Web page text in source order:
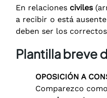
En relaciones civiles
a recibir o está
deben ser los
Plantilla breve
OPOSICIÓN A
Comparezco